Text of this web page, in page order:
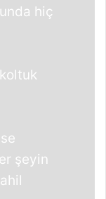
hiç
şeyin